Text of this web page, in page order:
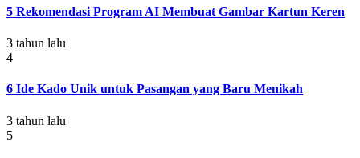
5 Rekomendasi Program AI Membuat Gambar Kartun Keren
3 tahun lalu
4
6 Ide Kado Unik untuk Pasangan yang Baru Menikah
3 tahun lalu
5